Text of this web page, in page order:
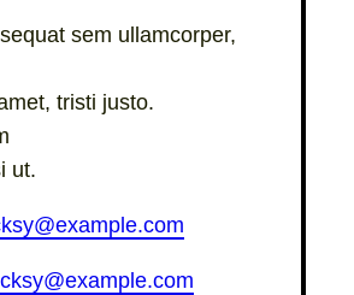
sem ullamcorper,
tristi justo.
ut.